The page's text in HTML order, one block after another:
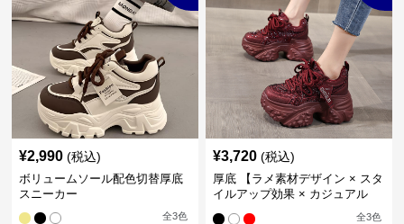
¥2,990 (税込)
ボリュームソール配色切替厚底
スニーカー
全3色
¥3,720 (税込)
厚底 【ラメ素材デザイン × スタ
イルアップ効果 × カジュアル
系】厚底デザインスニーカー
全3色